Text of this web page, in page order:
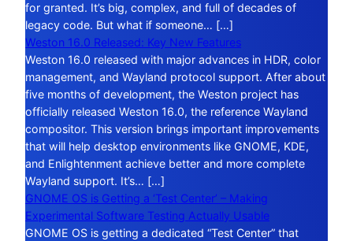
for granted. It’s big, complex, and full of decades of
legacy code. But what if someone… […]
Weston 16.0 Released: Key New Features
Weston 16.0 released with major advances in HDR, color
management, and Wayland protocol support. After about
five months of development, the Weston project has
officially released Weston 16.0, the reference Wayland
compositor. This version brings important improvements
that will help desktop environments like GNOME, KDE,
and Enlightenment achieve better and more complete
Wayland support. It’s… […]
GNOME OS is Getting a ‘Test Center’ – Making
Experimental Software Testing Actually Usable
GNOME OS is getting a dedicated “Test Center” that